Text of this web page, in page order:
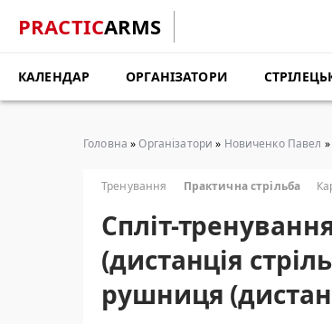
PRACTICARMS
КАЛЕНДАР ОРГАНІЗАТОРИ
Головна »Організатори » Новиченко Павел
Тренування Практична стрільба
Cпліт-
(дистанція
рушниця